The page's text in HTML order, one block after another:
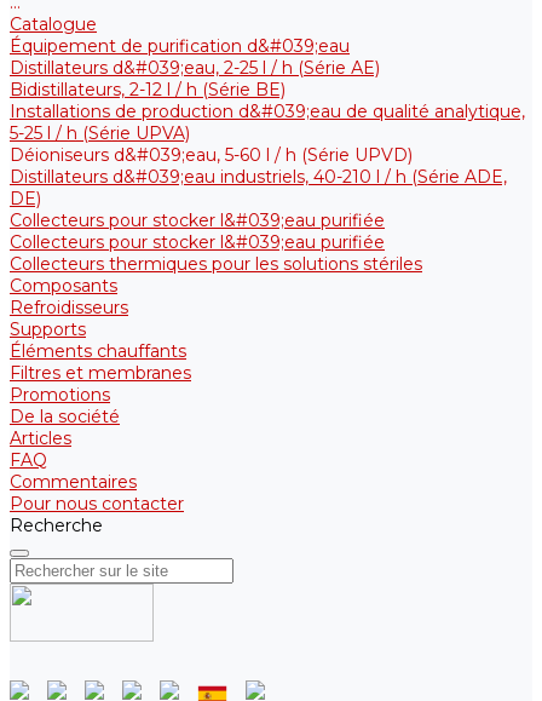
Catalogue
Équipement de purification d&#039;eau
Distillateurs d&#039;eau, 2-25 l / h (Série АE)
Bidistillateurs, 2-12 l / h (Série BE)
Installations de production d&#039;eau de qualité analytique,
5-25 l / h (Série UPVA)
Déioniseurs d&#039;eau, 5-60 l / h (Série UPVD)
Distillateurs d&#039;eau industriels, 40-210 l / h (Série ADE,
DE)
Collecteurs pour stocker l&#039;eau purifiée
Collecteurs pour stocker l&#039;eau purifiée
Collecteurs thermiques pour les solutions stériles
Composants
Refroidisseurs
Supports
Éléments chauffants
Filtres et membranes
Promotions
De la société
Articles
FAQ
Commentaires
Pour nous contacter
Recherche